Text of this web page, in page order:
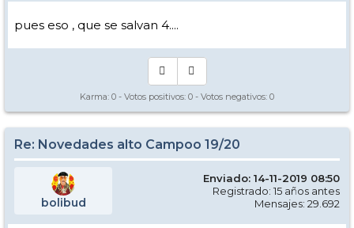
pues eso , que se salvan 4....
Karma: 0 - Votos positivos: 0 - Votos negativos: 0
Re: Novedades alto Campoo 19/20
bolibud
Enviado: 14-11-2019 08:50
Registrado: 15 años antes
Mensajes: 29.692